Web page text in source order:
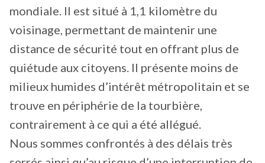
mondiale. Il est situé à 1,1 kilomètre du
voisinage, permettant de maintenir une
distance de sécurité tout en offrant plus de
quiétude aux citoyens. Il présente moins de
milieux humides d’intérêt métropolitain et se
trouve en périphérie de la tourbière,
contrairement à ce qui a été allégué.
Nous sommes confrontés à des délais très